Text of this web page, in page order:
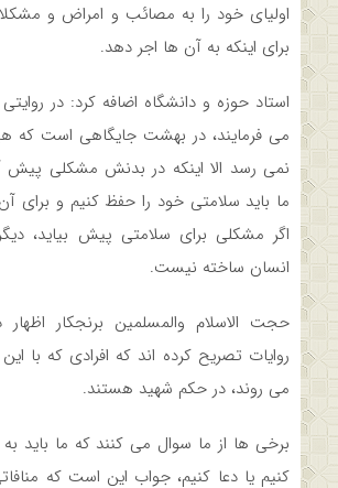
اولیای خود را به مصائب و امراض و
برای اینکه به آن ها اجر دهد.
استاد حوزه و دانشگاه اضافه کرد: در
می فرمایند، در بهشت جایگاهی است که
نمی رسد الا اینکه در بدنش مشکلی پیش
ما باید سلامتی خود را حفظ کنیم و برای
اگر مشکلی برای سلامتی پیش بیاید،
انسان ساخته نیست.
حجت الاسلام والمسلمین برنجکار
روایات تصریح کرده اند که افرادی که با
می روند، در حکم شهید هستند.
برخی ها از ما سوال می کنند که ما باید
کنیم یا دعا کنیم، جواب این است که